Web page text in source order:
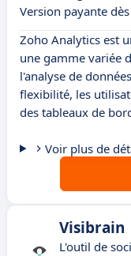
Version payante dès
Zoho Analytics est
une gamme variée
l'analyse de
flexibilité, les
des tableaux de
Voir plus de
Visibrain
L'outil de